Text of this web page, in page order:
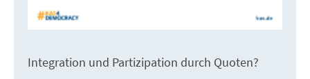
Integration und Partizipation durch Quoten?